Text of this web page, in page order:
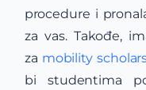
procedure i
za vas. Takođe,
za mobility
bi studentima